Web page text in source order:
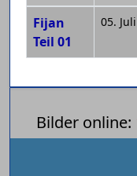
Beiträge
Fijan
Teil 01
05.
Bilder online: